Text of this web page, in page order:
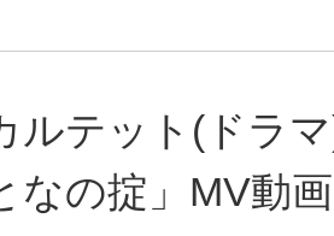
ルテット(ドラ
なの掟」MV動